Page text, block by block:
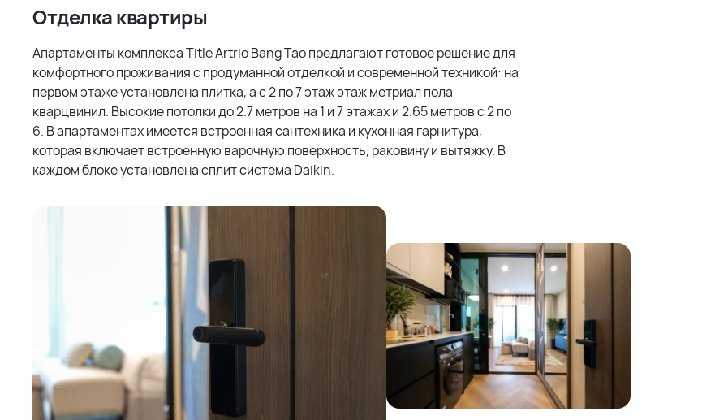
Отделка квартиры
Апартаменты комплекса Title Artrio Bang Tao предлагают готовое решение для
комфортного проживания с продуманной отделкой и современной техникой: на
первом этаже установлена плитка, а с 2 по 7 этаж этаж метриал пола
кварцвинил. Высокие потолки до 2.7 метров на 1 и 7 этажах и 2.65 метров с 2 по
6. В апартаментах имеется встроенная сантехника и кухонная гарнитура,
которая включает встроенную варочную поверхность, раковину и вытяжку. В
каждом блоке установлена сплит система Daikin.